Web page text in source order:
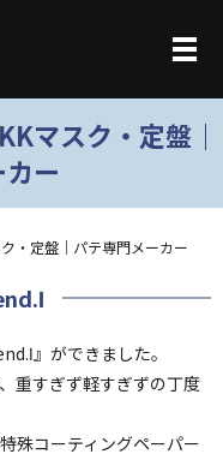
メ
マスク・定盤｜
ー
・定盤｜パテ専門メーカー
』ができました。
重すぎず軽すぎずの丁度
殊コーティングペーパー